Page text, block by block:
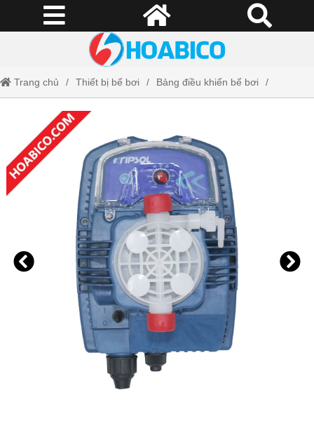
Trang chủ Thiết bị bể bơi Bảng điều khiển bể bơi
Bơm định lượng điều khiển cơ Ral